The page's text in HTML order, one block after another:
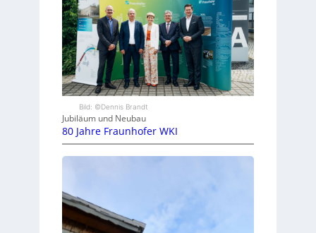
Bild: ©Dennis Brandt
Jubiläum und Neubau
80 Jahre Fraunhofer WKI